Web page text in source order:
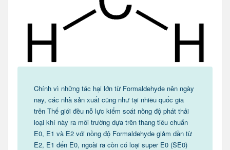
Chính vì những tác hại lớn từ Formaldehyde nên ngày
nay, các nhà sản xuất cũng như tại nhiều quốc gia
trên Thế giới đều nỗ lực kiểm soát nồng độ phát thải
loại khí này ra môi trường dựa trên thang tiêu chuẩn
E0, E1 và E2 với nồng độ Formaldehyde giảm dần từ
E2, E1 đến E0, ngoài ra còn có loại super E0 (SE0)